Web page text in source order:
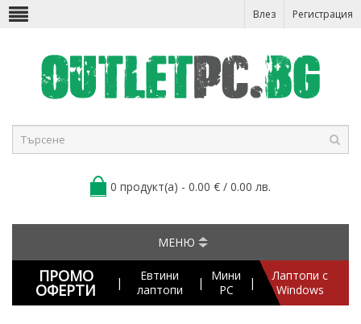
Влез Регистрация
0 продукт(а) - 0.00 € / 0.00 лв.
МЕНЮ
ПРОМО
ОФЕРТИ |
Евтини
лаптопи
|
Мини
PC
|
Лаптопи с
Windows